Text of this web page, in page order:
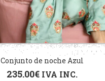
Conjunto de noche Azul
235.00€ IVA INC.